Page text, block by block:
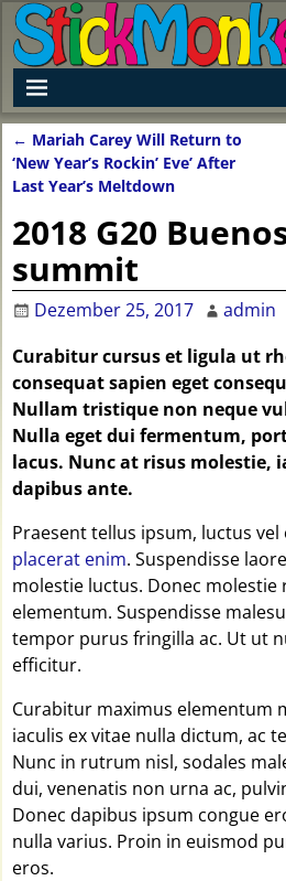
Artikelnavigation
← Mariah Carey Will Return to
‘New Year’s Rockin’ Eve’ After
Last Year’s Meltdown
2018 G20
summit
Dezember 25, 2017
admin
Curabitur cursus et ligula ut
consequat sapien eget
Nullam tristique non neque
Nulla eget dui fermentum,
lacus. Nunc at risus molestie,
dapibus ante.
Praesent tellus ipsum, luctus vel
placerat enim. Suspendisse
molestie luctus. Donec molestie
elementum. Suspendisse
tempor purus fringilla ac. Ut ut
efficitur.
Curabitur maximus elementum
iaculis ex vitae nulla dictum, ac
Nunc in rutrum nisl, sodales
dui, venenatis non urna ac,
Donec dapibus ipsum congue
nulla varius. Proin in euismod
eros.